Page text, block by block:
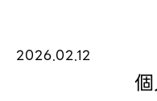
2026.02.12